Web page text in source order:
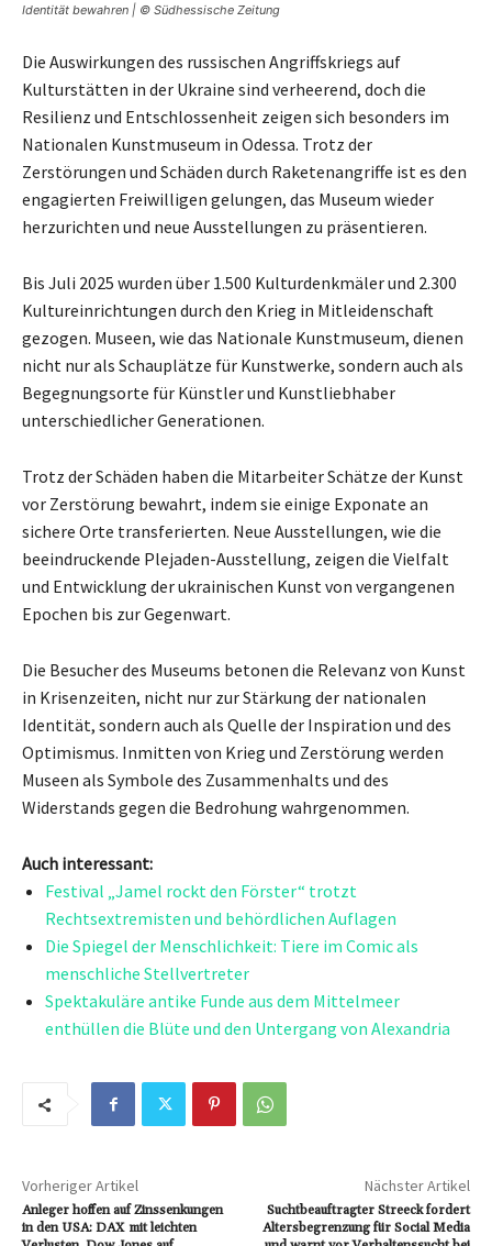
Identität bewahren | © Südhessische Zeitung
Die Auswirkungen des russischen Angriffskriegs auf
Kulturstätten in der Ukraine sind verheerend, doch die
Resilienz und Entschlossenheit zeigen sich besonders im
Nationalen Kunstmuseum in Odessa. Trotz der
Zerstörungen und Schäden durch Raketenangriffe ist es den
engagierten Freiwilligen gelungen, das Museum wieder
herzurichten und neue Ausstellungen zu präsentieren.
Bis Juli 2025 wurden über 1.500 Kulturdenkmäler und 2.300
Kultureinrichtungen durch den Krieg in Mitleidenschaft
gezogen. Museen, wie das Nationale Kunstmuseum, dienen
nicht nur als Schauplätze für Kunstwerke, sondern auch als
Begegnungsorte für Künstler und Kunstliebhaber
unterschiedlicher Generationen.
Trotz der Schäden haben die Mitarbeiter Schätze der Kunst
vor Zerstörung bewahrt, indem sie einige Exponate an
sichere Orte transferierten. Neue Ausstellungen, wie die
beeindruckende Plejaden-Ausstellung, zeigen die Vielfalt
und Entwicklung der ukrainischen Kunst von vergangenen
Epochen bis zur Gegenwart.
Die Besucher des Museums betonen die Relevanz von Kunst
in Krisenzeiten, nicht nur zur Stärkung der nationalen
Identität, sondern auch als Quelle der Inspiration und des
Optimismus. Inmitten von Krieg und Zerstörung werden
Museen als Symbole des Zusammenhalts und des
Widerstands gegen die Bedrohung wahrgenommen.
Auch interessant:
Festival „Jamel rockt den Förster“ trotzt
Rechtsextremisten und behördlichen Auflagen
Die Spiegel der Menschlichkeit: Tiere im Comic als
menschliche Stellvertreter
Spektakuläre antike Funde aus dem Mittelmeer
enthüllen die Blüte und den Untergang von Alexandria
Vorheriger Artikel
Anleger hoffen auf Zinssenkungen
in den USA: DAX mit leichten
Nächster Artikel
Suchtbeauftragter Streeck fordert
Altersbegrenzung für Social Media